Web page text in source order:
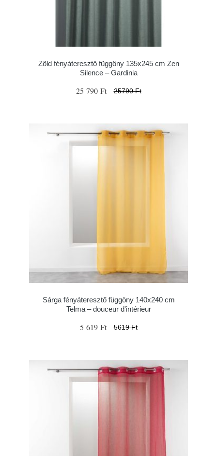
Zöld fényáteresztő függöny 135x245 cm Zen
Silence – Gardinia
25 790 Ft 25790 Ft
Sárga fényáteresztő függöny 140x240 cm
Telma – douceur d'intérieur
5 619 Ft 5619 Ft